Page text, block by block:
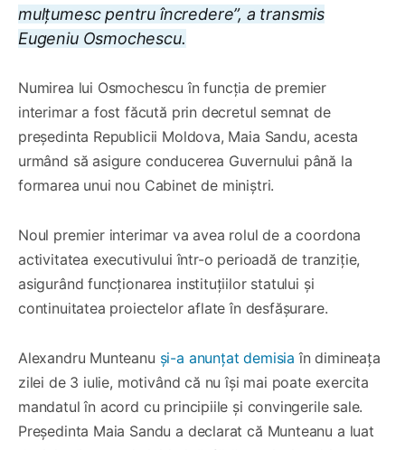
mulțumesc pentru încredere”, a transmis
Eugeniu Osmochescu.
Numirea lui Osmochescu în funcția de premier
interimar a fost făcută prin decretul semnat de
președinta Republicii Moldova, Maia Sandu, acesta
urmând să asigure conducerea Guvernului până la
formarea unui nou Cabinet de miniștri.
Noul premier interimar va avea rolul de a coordona
activitatea executivului într-o perioadă de tranziție,
asigurând funcționarea instituțiilor statului și
continuitatea proiectelor aflate în desfășurare.
Alexandru Munteanu și-a anunțat demisia în dimineața
zilei de 3 iulie, motivând că nu își mai poate exercita
mandatul în acord cu principiile și convingerile sale.
Președinta Maia Sandu a declarat că Munteanu a luat